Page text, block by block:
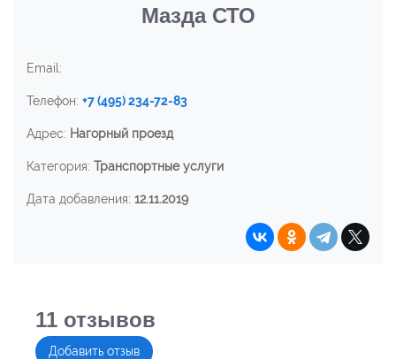
Мазда СТО
Email:
Телефон: +7 (495) 234-72-83
Адрес: Нагорный проезд
Категория: Транспортные услуги
Дата добавления: 12.11.2019
11 отзывов
Добавить отзыв